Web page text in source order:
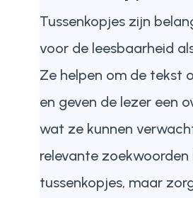
Tussenkopjes zijn
voor de leesbaarheid
Ze helpen om de tekst
en geven de lezer een
wat ze kunnen
relevante zoekwoorden
tussenkopjes, maar